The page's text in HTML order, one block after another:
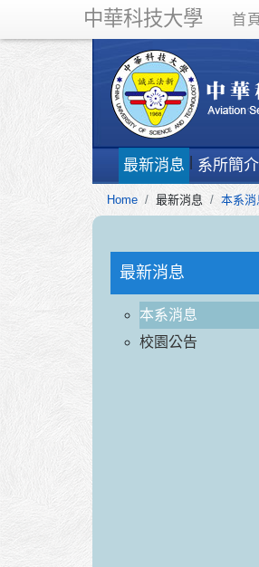
中華科技大學 首頁
最新消息 系所簡
Home 最新消息 本系消
最新消息
本系消息
校園公告